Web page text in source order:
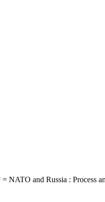
and Russia : Process